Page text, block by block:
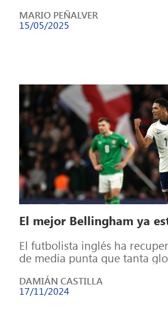
MARIO PEÑALVER
15/05/2025
El mejor Bellingham ya
El futbolista inglés ha
de media punta que tanta
DAMIÁN CASTILLA
17/11/2024